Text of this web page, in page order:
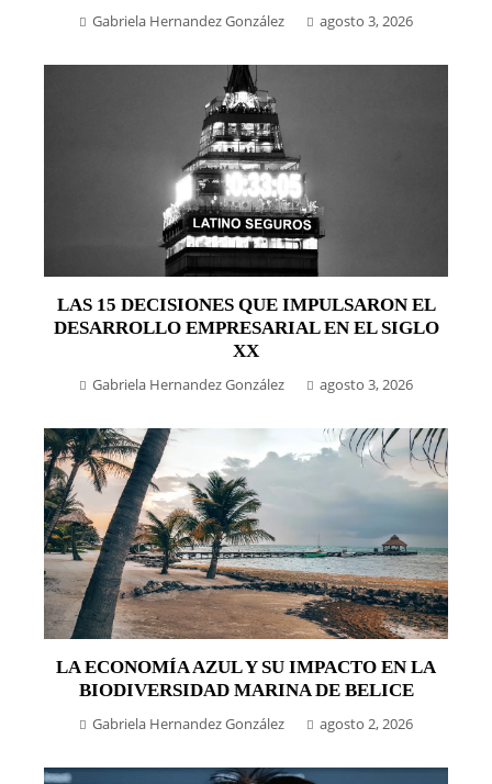
Gabriela Hernandez González agosto 3, 2026
LAS 15 DECISIONES QUE IMPULSARON EL
DESARROLLO EMPRESARIAL EN EL SIGLO
XX
Gabriela Hernandez González agosto 3, 2026
LA ECONOMÍA AZUL Y SU IMPACTO EN LA
BIODIVERSIDAD MARINA DE BELICE
Gabriela Hernandez González agosto 2, 2026